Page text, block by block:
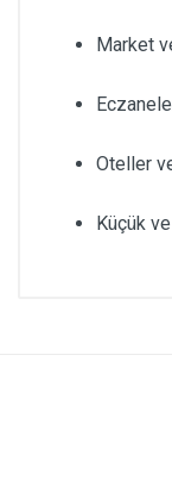
Market
Oteller
Küçük